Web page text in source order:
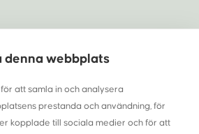
denna webbplats
att samla in och analysera
prestanda och användning, för
kopplade till sociala medier och för att